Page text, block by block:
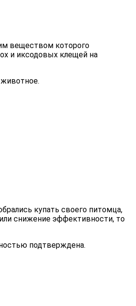
веществом которого
и иксодовых клещей на
купать своего питомца,
снижение эффективности, то
подтверждена.